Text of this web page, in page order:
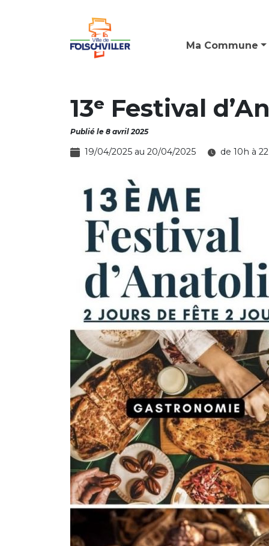
Ma Commune
13ᵉ Festival
Publié le 8 avril 2025
19/04/2025 au 20/04/2025 de 10h à